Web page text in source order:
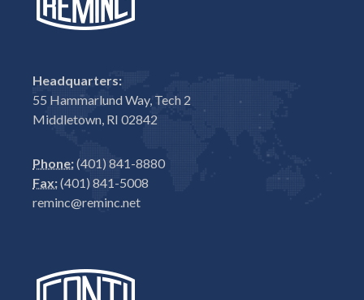
Headquarters:
55 Hammarlund Way, Tech 2
Middletown, RI 02842
Phone:(401) 841-8880
Fax:(401) 841-5008
reminc@reminc.net